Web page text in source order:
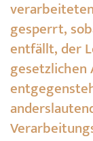
gesperrt,
entfällt, der